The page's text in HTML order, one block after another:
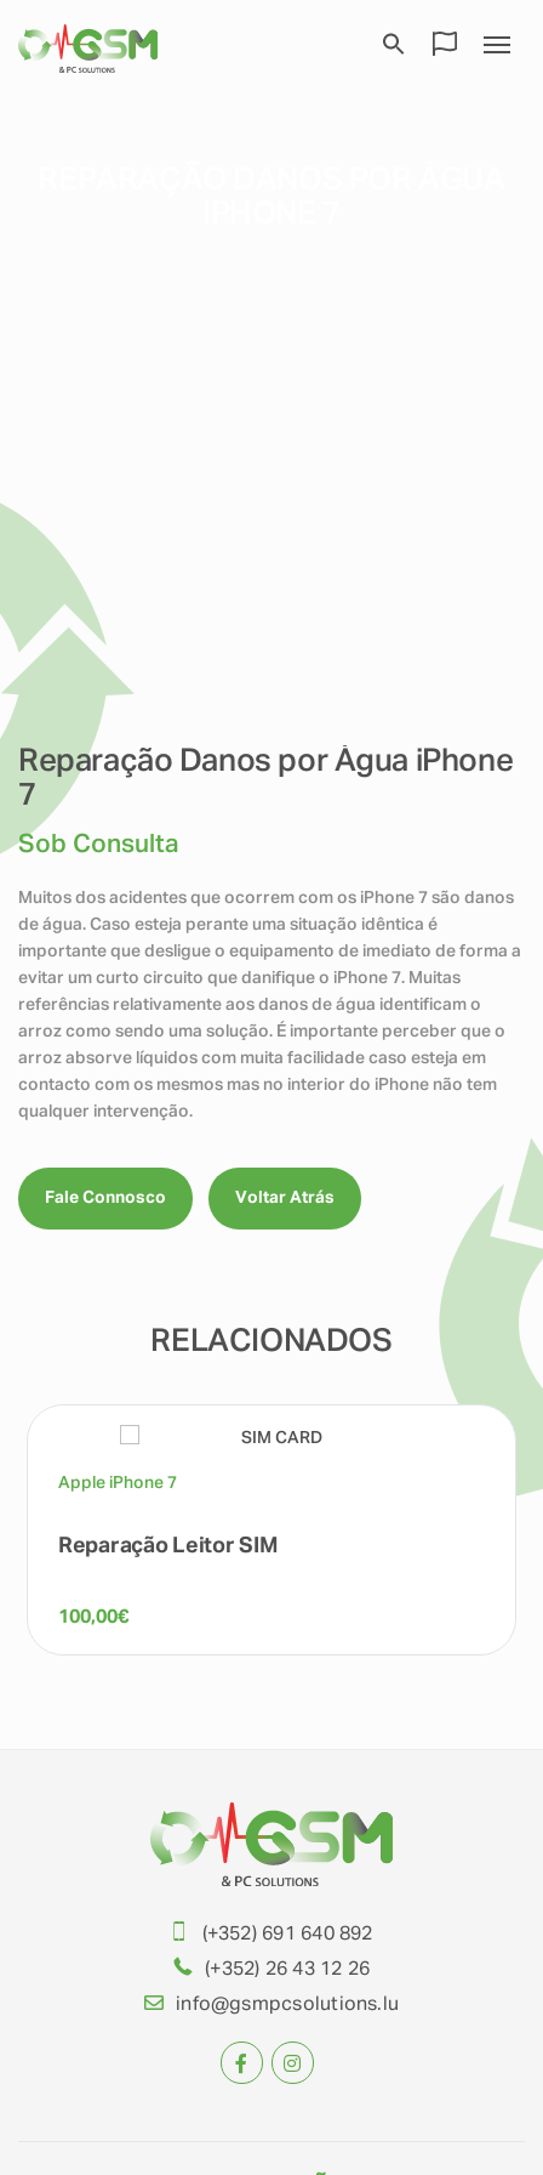
Reparação Danos por Água iPhone
7
Sob Consulta
Muitos dos acidentes que ocorrem com os iPhone 7 são danos
de água. Caso esteja perante uma situação idêntica é
importante que desligue o equipamento de imediato de forma a
evitar um curto circuito que danifique o iPhone 7. Muitas
referências relativamente aos danos de água identificam o
arroz como sendo uma solução. É importante perceber que o
arroz absorve líquidos com muita facilidade caso esteja em
contacto com os mesmos mas no interior do iPhone não tem
qualquer intervenção.
Fale Connosco Voltar Atrás
RELACIONADOS
Apple iPhone 7
Reparação Leitor SIM
100,00€
(+352) 691 640 892
(+352) 26 43 12 26
info@gsmpcsolutions.lu